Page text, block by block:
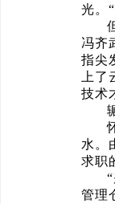
光。
冯齐
指尖
上
技术
水。
求职
管理